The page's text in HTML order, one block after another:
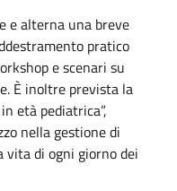
e alterna una breve
pratico
e scenari su
È inoltre prevista la
età pediatrica”,
nella gestione di
di ogni giorno dei